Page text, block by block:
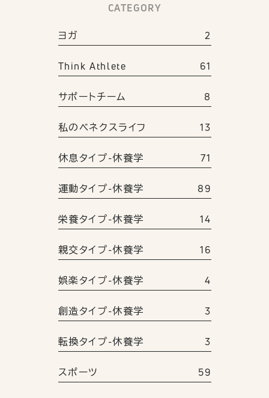
CATEGORY
ヨガ 2
Think Athlete 61
サポートチーム 8
私のベネクスライフ 13
休息タイプ-休養学 71
運動タイプ-休養学 89
栄養タイプ-休養学 14
親交タイプ-休養学 16
娯楽タイプ-休養学 4
創造タイプ-休養学 3
転換タイプ-休養学 3
スポーツ 59